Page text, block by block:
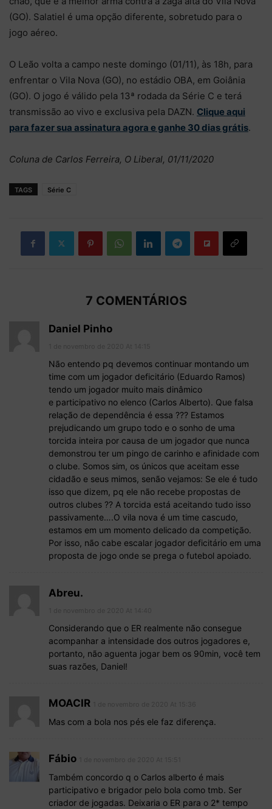
(GO). Salatiel é uma opção diferente, sobretudo para o
jogo aéreo.
O Leão volta a campo neste domingo (01/11), às 18h, para
enfrentar o Vila Nova (GO), no estádio OBA, em Goiânia
(GO). O jogo é válido pela 13ª rodada da Série C e terá
transmissão ao vivo e exclusiva pela DAZN. Clique aqui
para fazer sua assinatura agora e ganhe 30 dias grátis.
Coluna de Carlos Ferreira, O Liberal, 01/11/2020
TAGS Série C
7 COMENTÁRIOS
Daniel Pinho
Não entendo pq devemos continuar montando um
time com um jogador deficitário (Eduardo Ramos)
tendo um jogador muito mais dinâmico
e participativo no elenco (Carlos Alberto). Que falsa
relação de dependência é essa ??? Estamos
prejudicando um grupo todo e o sonho de uma
torcida inteira por causa de um jogador que nunca
demonstrou ter um pingo de carinho e afinidade com
o clube. Somos sim, os únicos que aceitam esse
cidadão e seus mimos, senão vejamos: Se ele é tudo
isso que dizem, pq ele não recebe propostas de
outros clubes ?? A torcida está aceitando tudo isso
passivamente….O vila nova é um time cascudo,
estamos em um momento delicado da competição.
Por isso, não cabe escalar jogador deficitário em uma
proposta de jogo onde se prega o futebol apoiado.
Abreu.
Considerando que o ER realmente não consegue
acompanhar a intensidade dos outros jogadores e,
portanto, não aguenta jogar bem os 90min, você tem
suas razões, Daniel!
MOACIR
Mas com a bola nos pés ele faz diferença.
Fábio
Também concordo q o Carlos alberto é mais
participativo e brigador pelo bola como tmb. Ser
criador de jogadas. Deixaria o ER para o 2* tempo